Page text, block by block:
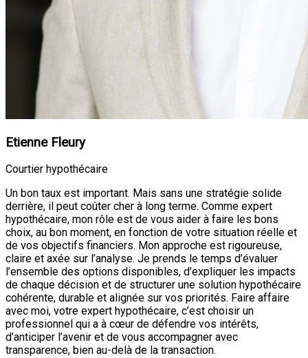
Etienne Fleury
Courtier hypothécaire
Un bon taux est important. Mais sans une stratégie solide
derrière, il peut coûter cher à long terme. Comme expert
hypothécaire, mon rôle est de vous aider à faire les bons
choix, au bon moment, en fonction de votre situation réelle et
de vos objectifs financiers. Mon approche est rigoureuse,
claire et axée sur l’analyse. Je prends le temps d’évaluer
l’ensemble des options disponibles, d’expliquer les impacts
de chaque décision et de structurer une solution hypothécaire
cohérente, durable et alignée sur vos priorités. Faire affaire
avec moi, votre expert hypothécaire, c’est choisir un
professionnel qui a à cœur de défendre vos intérêts,
d’anticiper l’avenir et de vous accompagner avec
transparence, bien au-delà de la transaction.